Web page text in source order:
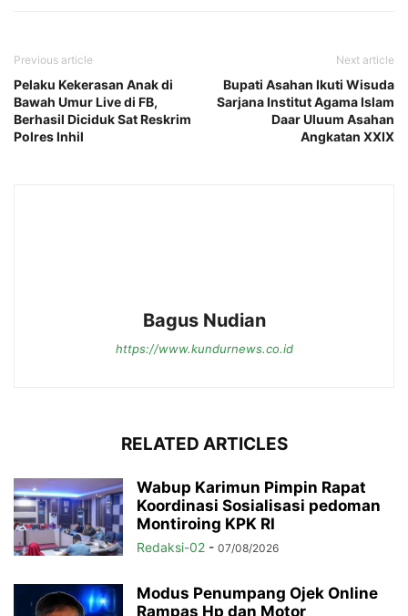
Previous article
Pelaku Kekerasan Anak di
Bawah Umur Live di FB,
Berhasil Diciduk Sat Reskrim
Polres Inhil
Next article
Bupati Asahan Ikuti Wisuda
Sarjana Institut Agama Islam
Daar Uluum Asahan
Angkatan XXIX
Bagus Nudian
https://www.kundurnews.co.id
RELATED ARTICLES
Wabup Karimun Pimpin Rapat
Koordinasi Sosialisasi pedoman
Montiroing KPK RI
Redaksi-02 - 07/08/2026
Modus Penumpang Ojek Online
Rampas Hp dan Motor